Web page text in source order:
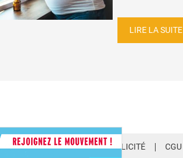
LIRE LA SUITE
QUI SOMMES-NOUS ? PUBLICITÉ CGU